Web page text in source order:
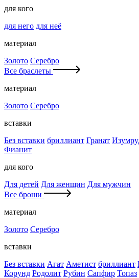
для кого
для него для неё
материал
Золото Серебро
Все браслеты
материал
Золото Серебро
вставки
Без вставки бриллиант Гранат
Фианит
для кого
Для детей Для женщин Для мужчин
Все броши
материал
Золото Серебро
вставки
Без вставки Агат Аметист бриллиант
Корунд Родолит Рубин Сапфир Топаз